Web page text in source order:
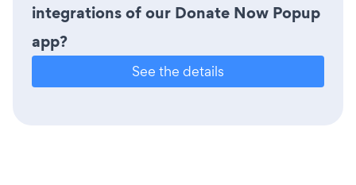
integrations of our Donate Now Popup
app?
See the details